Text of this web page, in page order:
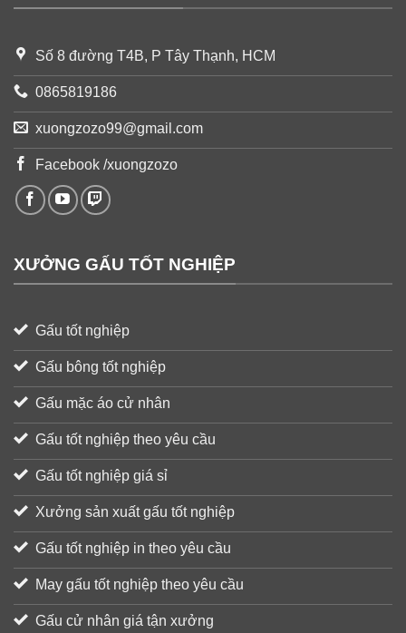
Số 8 đường T4B, P Tây Thạnh, HCM
0865819186
xuongzozo99@gmail.com
Facebook /xuongzozo
XƯỞNG GẤU TỐT NGHIỆP
Gấu tốt nghiệp
Gấu bông tốt nghiệp
Gấu mặc áo cử nhân
Gấu tốt nghiệp theo yêu cầu
Gấu tốt nghiệp giá sỉ
Xưởng sản xuất gấu tốt nghiệp
Gấu tốt nghiệp in theo yêu cầu
May gấu tốt nghiệp theo yêu cầu
Gấu cử nhân giá tận xưởng